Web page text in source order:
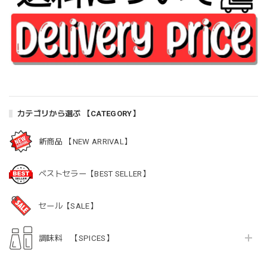
カテゴリから選ぶ 【CATEGORY】
新商品 【NEW ARRIVAL】
ベストセラー【BEST SELLER】
セール【SALE】
調味料 【SPICES】